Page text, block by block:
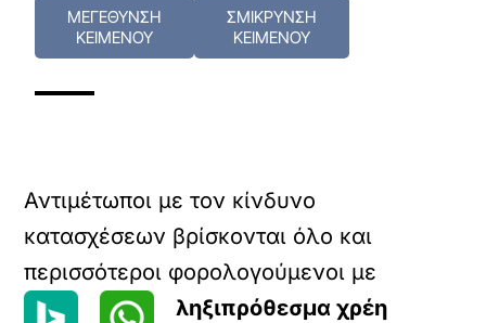
ΜΕΓΕΘΥΝΣΗ
ΚΕΙΜΕΝΟΥ
ΣΜΙΚΡΥΝΣΗ
ΚΕΙΜΕΝΟΥ
Αντιμέτωποι με τον κίνδυνο
κατασχέσεων βρίσκονται όλο και
περισσότεροι φορολογούμενοι με
ληξιπρόθεσμα χρέη